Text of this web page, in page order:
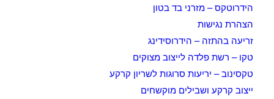
הידרוטקס – מזרני בד בטון
הצהרת נגישות
זריעה בהתזה – הידרוסידינג
טקו – רשת פלדה לייצוב מצוקים
טקסינוב – יריעות סרוגות לשריון קרקע
ייצוב קרקע ושבילים מוקשחים